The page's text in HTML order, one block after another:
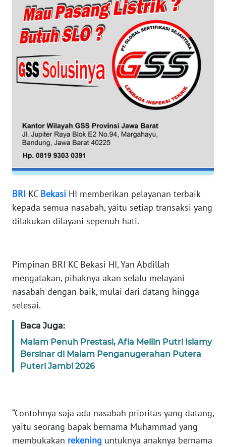
BRI KC Bekasi HI memberikan pelayanan terbaik
kepada semua nasabah, yaitu setiap transaksi yang
dilakukan dilayani sepenuh hati.
Pimpinan BRI KC Bekasi HI, Yan Abdillah
mengatakan, pihaknya akan selalu melayani
nasabah dengan baik, mulai dari datang hingga
selesai.
Baca Juga:
Malam Penuh Prestasi, Afia Meilin Putri Islamy
Bersinar di Malam Penganugerahan Putera
Puteri Jambi 2026
“Contohnya saja ada nasabah prioritas yang datang,
yaitu seorang bapak bernama Muhammad yang
membukakan rekening untuknya anaknya bernama
JAKARTA
WN
WN
BANTEN
NTT
KEPRI
PAPUA
WN
WN
RIAU
WN
SERAMBI
WN
JAMBI
WN
NTB